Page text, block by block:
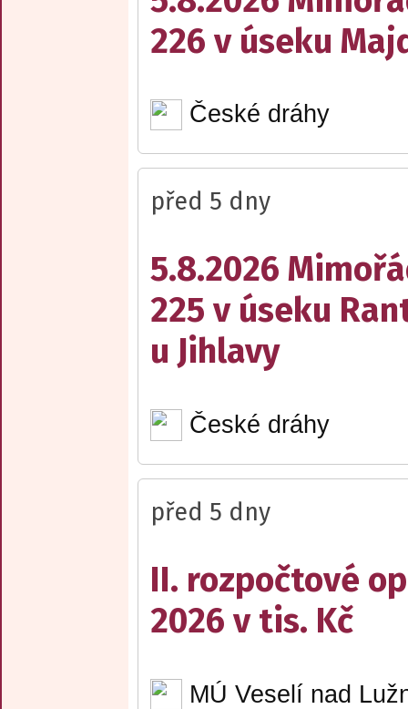
226 v úseku
České dráhy
před 5 dny
5.8.2026
225 v úseku
u Jihlavy
České dráhy
před 5 dny
II. rozpočtové
2026 v tis. Kč
MÚ Veselí nad